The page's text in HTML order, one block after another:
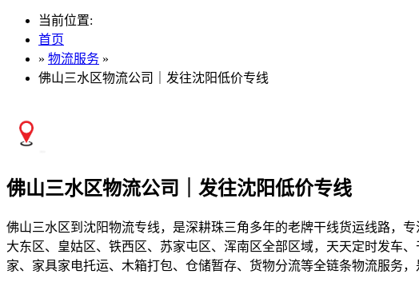
当前位置:
首页
» 物流服务 »
佛山三水区物流公司｜发往沈阳低价专线
佛山三水区物流公司｜发往沈阳低价专线
佛山三水区到沈阳物流专线，是深耕珠三角多年的老牌干线货运线路，
大东区、皇姑区、铁西区、苏家屯区、浑南区全部区域，天天定时发车
家、家具家电托运、木箱打包、仓储暂存、货物分流等全链条物流服务